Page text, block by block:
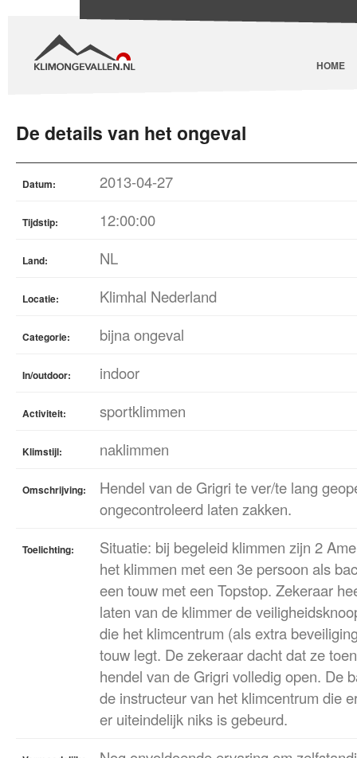
HOME
De details van het ongeval
Datum: 2013-04-27
Tijdstip: 12:00:00
Land: NL
Locatie: Klimhal Nederland
Categorie: bijna ongeval
In/outdoor: indoor
Activiteit: sportklimmen
Klimstijl: naklimmen
Omschrijving:
Hendel van de Grigri te ver/te lang
ongecontroleerd laten zakken.
Toelichting:
Situatie: bij begeleid klimmen zijn 2
het klimmen met een 3e persoon als
een touw met een Topstop. Zekeraar
laten van de klimmer de
die het klimcentrum (als extra
touw legt. De zekeraar dacht dat ze
hendel van de Grigri volledig open. De
de instructeur van het klimcentrum die
er uiteindelijk niks is gebeurd.